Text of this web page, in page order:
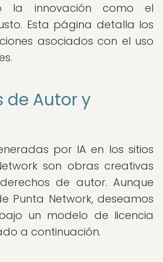
la innovación como el
Esta página detalla los
asociados con el uso
de Autor y
por IA en los sitios
son obras creativas
de autor. Aunque
Punta Network, deseamos
un modelo de licencia
a continuación.